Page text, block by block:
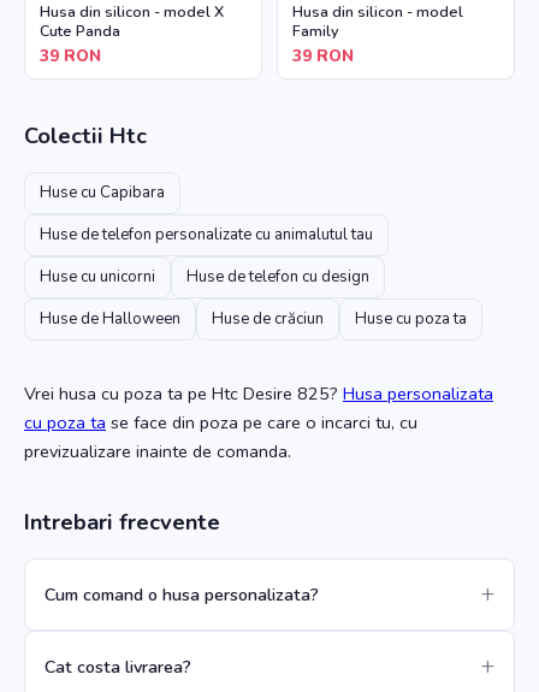
Husa din silicon - model X
Cute Panda
39 RON
Husa din silicon - model
Family
39 RON
Colectii Htc
Huse cu Capibara
Huse de telefon personalizate cu animalutul tau
Huse cu unicorni
Huse de telefon cu design
Huse de Halloween
Huse de crăciun Huse cu poza ta
Vrei husa cu poza ta pe Htc Desire 825? Husa personalizata
cu poza ta se face din poza pe care o incarci tu, cu
previzualizare inainte de comanda.
Intrebari frecvente
Cum comand o husa personalizata?
Cat costa livrarea?